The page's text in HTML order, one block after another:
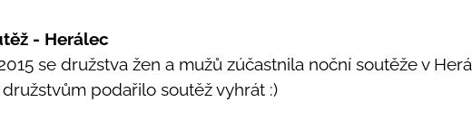
- Herálec
se družstva žen a mužů zúčastnila noční soutěže v
podařilo soutěž vyhrát :)